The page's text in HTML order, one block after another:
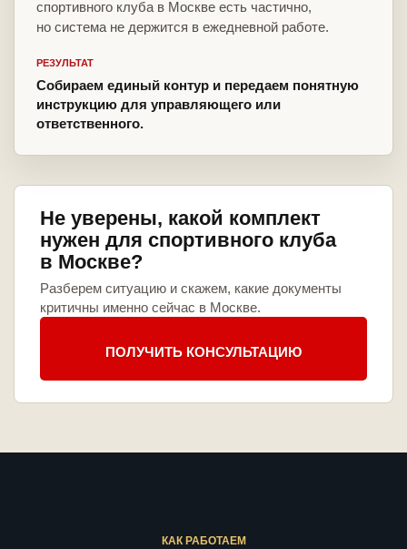
спортивного клуба в Москве есть частично,
но система не держится в ежедневной работе.
РЕЗУЛЬТАТ
Собираем единый контур и передаем понятную
инструкцию для управляющего или
ответственного.
Не уверены, какой комплект
нужен для спортивного клуба
в Москве?
Разберем ситуацию и скажем, какие документы
критичны именно сейчас в Москве.
ПОЛУЧИТЬ КОНСУЛЬТАЦИЮ
КАК РАБОТАЕМ